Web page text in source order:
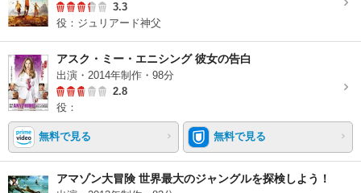
3.3
役：ジュリアード神父
アスク・ミー・エニシング 彼女の告白
出演・2014年制作・98分
2.8
役：
無料で見る 無料で見る
アマゾン大冒険 世界最大のジャングルを探検しよう！